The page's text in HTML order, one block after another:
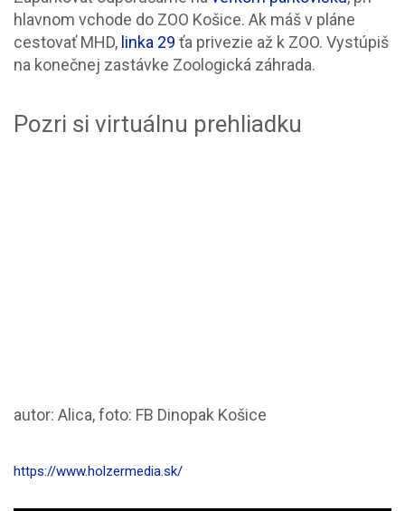
hlavnom vchode do ZOO Košice. Ak máš v pláne
cestovať MHD, linka 29 ťa privezie až k ZOO. Vystúpiš
na konečnej zastávke Zoologická záhrada.
Pozri si virtuálnu prehliadku
autor: Alica, foto: FB Dinopak Košice
https://www.holzermedia.sk/